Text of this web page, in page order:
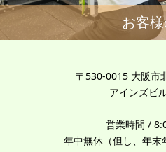
お客
〒530-0015 大阪市
アインズビ
営業時間 /
年中無休（但し、年末